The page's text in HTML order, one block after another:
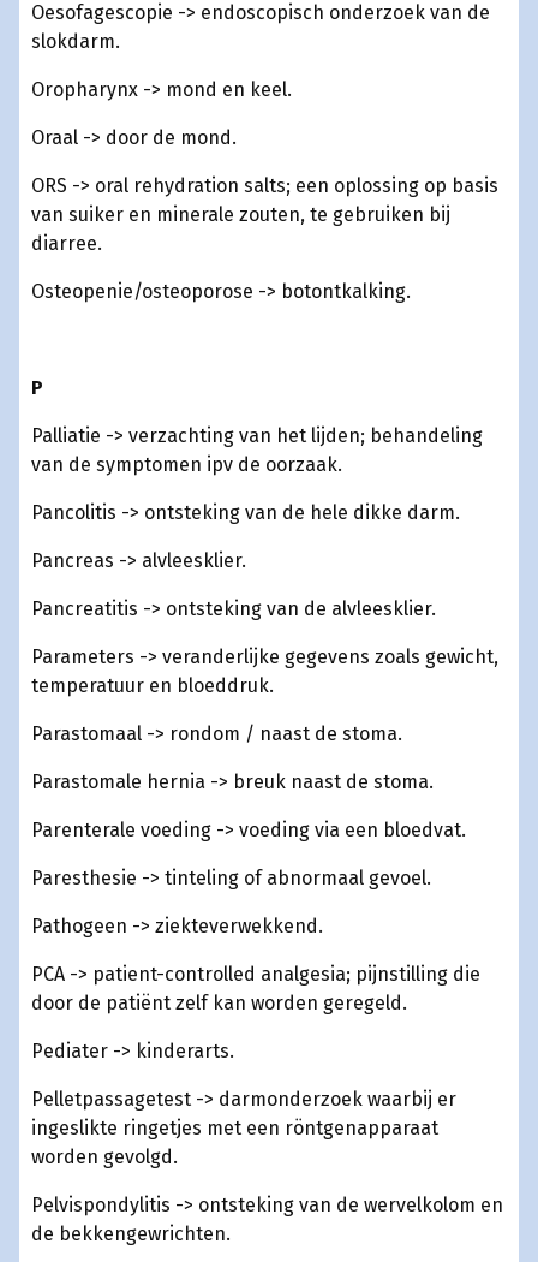
Oesofagescopie -> endoscopisch onderzoek van de
slokdarm.
Oropharynx -> mond en keel.
Oraal -> door de mond.
ORS -> oral rehydration salts; een oplossing op basis
van suiker en minerale zouten, te gebruiken bij
diarree.
Osteopenie/osteoporose -> botontkalking.
P
Palliatie -> verzachting van het lijden; behandeling
van de symptomen ipv de oorzaak.
Pancolitis -> ontsteking van de hele dikke darm.
Pancreas -> alvleesklier.
Pancreatitis -> ontsteking van de alvleesklier.
Parameters -> veranderlijke gegevens zoals gewicht,
temperatuur en bloeddruk.
Parastomaal -> rondom / naast de stoma.
Parastomale hernia -> breuk naast de stoma.
Parenterale voeding -> voeding via een bloedvat.
Paresthesie -> tinteling of abnormaal gevoel.
Pathogeen -> ziekteverwekkend.
PCA -> patient-controlled analgesia; pijnstilling die
door de patiënt zelf kan worden geregeld.
Pediater -> kinderarts.
Pelletpassagetest -> darmonderzoek waarbij er
ingeslikte ringetjes met een röntgenapparaat
worden gevolgd.
Pelvispondylitis -> ontsteking van de wervelkolom en
de bekkengewrichten.